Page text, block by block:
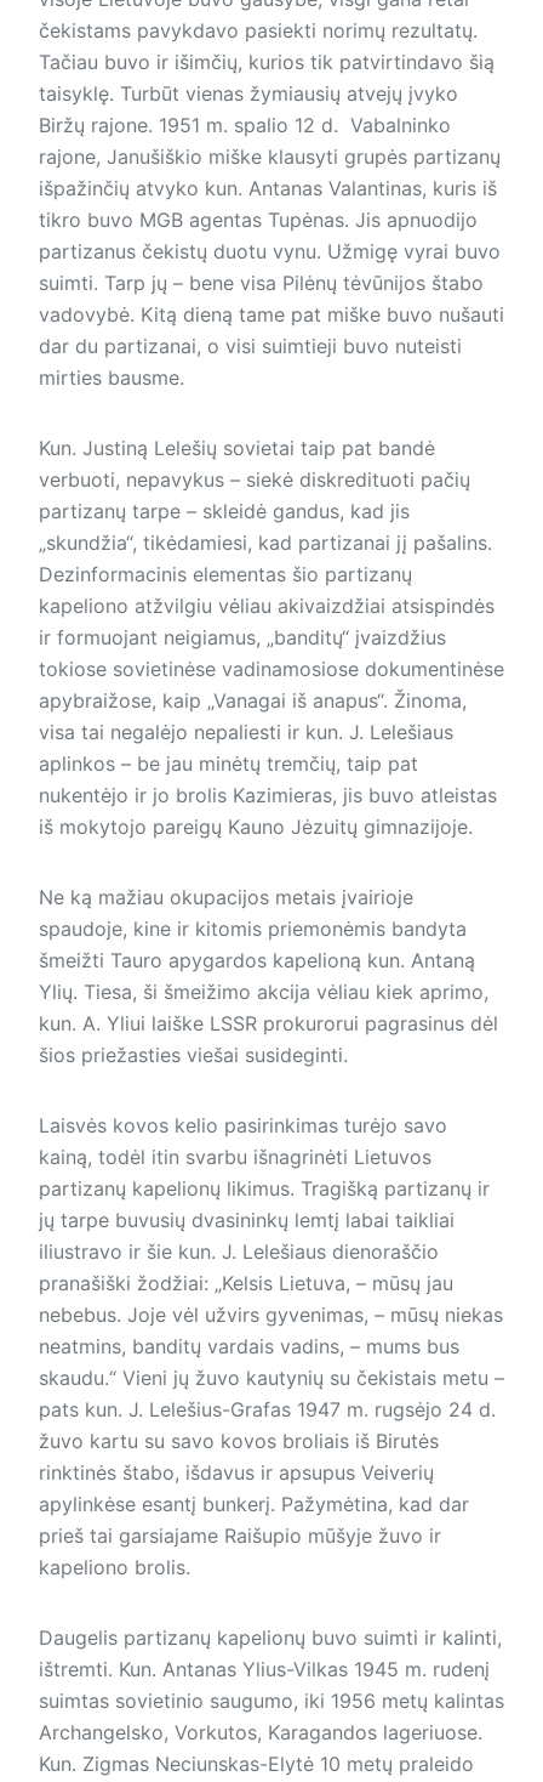
čekistams pavykdavo pasiekti norimų rezultatų.
Tačiau buvo ir išimčių, kurios tik patvirtindavo šią
taisyklę. Turbūt vienas žymiausių atvejų įvyko
Biržų rajone. 1951 m. spalio 12 d. Vabalninko
rajone, Janušiškio miške klausyti grupės partizanų
išpažinčių atvyko kun. Antanas Valantinas, kuris iš
tikro buvo MGB agentas Tupėnas. Jis apnuodijo
partizanus čekistų duotu vynu. Užmigę vyrai buvo
suimti. Tarp jų – bene visa Pilėnų tėvūnijos štabo
vadovybė. Kitą dieną tame pat miške buvo nušauti
dar du partizanai, o visi suimtieji buvo nuteisti
mirties bausme.
Kun. Justiną Lelešių sovietai taip pat bandė
verbuoti, nepavykus – siekė diskredituoti pačių
partizanų tarpe – skleidė gandus, kad jis
„skundžia“, tikėdamiesi, kad partizanai jį pašalins.
Dezinformacinis elementas šio partizanų
kapeliono atžvilgiu vėliau akivaizdžiai atsispindės
ir formuojant neigiamus, „banditų“ įvaizdžius
tokiose sovietinėse vadinamosiose dokumentinėse
apybraižose, kaip „Vanagai iš anapus“. Žinoma,
visa tai negalėjo nepaliesti ir kun. J. Lelešiaus
aplinkos – be jau minėtų tremčių, taip pat
nukentėjo ir jo brolis Kazimieras, jis buvo atleistas
iš mokytojo pareigų Kauno Jėzuitų gimnazijoje.
Ne ką mažiau okupacijos metais įvairioje
spaudoje, kine ir kitomis priemonėmis bandyta
šmeižti Tauro apygardos kapelioną kun. Antaną
Ylių. Tiesa, ši šmeižimo akcija vėliau kiek aprimo,
kun. A. Yliui laiške LSSR prokurorui pagrasinus dėl
šios priežasties viešai susideginti.
Laisvės kovos kelio pasirinkimas turėjo savo
kainą, todėl itin svarbu išnagrinėti Lietuvos
partizanų kapelionų likimus. Tragišką partizanų ir
jų tarpe buvusių dvasininkų lemtį labai taikliai
iliustravo ir šie kun. J. Lelešiaus dienoraščio
pranašiški žodžiai: „Kelsis Lietuva, – mūsų jau
nebebus. Joje vėl užvirs gyvenimas, – mūsų niekas
neatmins, banditų vardais vadins, – mums bus
skaudu.“ Vieni jų žuvo kautynių su čekistais metu –
pats kun. J. Lelešius-Grafas 1947 m. rugsėjo 24 d.
žuvo kartu su savo kovos broliais iš Birutės
rinktinės štabo, išdavus ir apsupus Veiverių
apylinkėse esantį bunkerį. Pažymėtina, kad dar
prieš tai garsiajame Raišupio mūšyje žuvo ir
kapeliono brolis.
Daugelis partizanų kapelionų buvo suimti ir kalinti,
ištremti. Kun. Antanas Ylius-Vilkas 1945 m. rudenį
suimtas sovietinio saugumo, iki 1956 metų kalintas
Archangelsko, Vorkutos, Karagandos lageriuose.
Kun. Zigmas Neciunskas-Elytė 10 metų praleido